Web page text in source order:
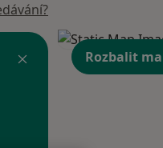
Rozbalit